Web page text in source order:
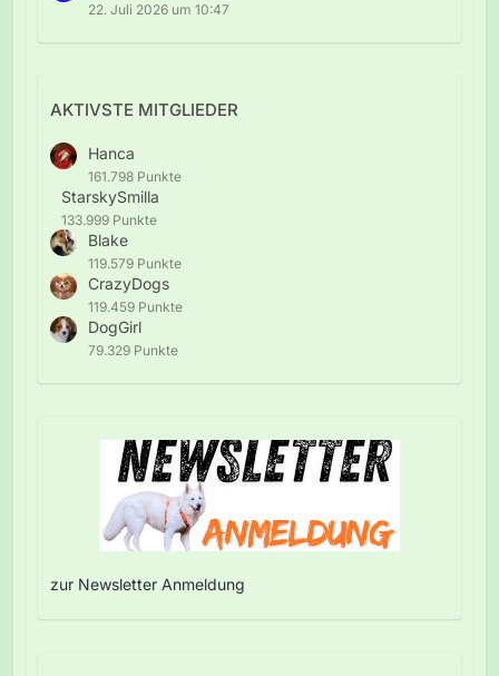
22. Juli 2026 um 10:47
AKTIVSTE MITGLIEDER
Hanca
161.798 Punkte
StarskySmilla
133.999 Punkte
Blake
119.579 Punkte
CrazyDogs
119.459 Punkte
DogGirl
79.329 Punkte
zur Newsletter Anmeldung